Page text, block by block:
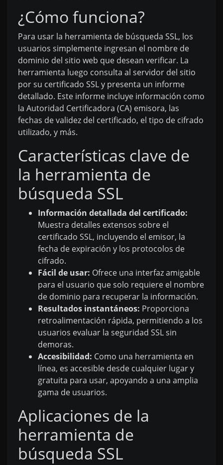
¿Cómo funciona?
Para usar la herramienta de búsqueda SSL, los
usuarios simplemente ingresan el nombre de
dominio del sitio web que desean verificar. La
herramienta luego consulta al servidor del sitio
por su certificado SSL y presenta un informe
detallado. Este informe incluye información como
la Autoridad Certificadora (CA) emisora, las
fechas de validez del certificado, el tipo de cifrado
utilizado, y más.
Características clave de
la herramienta de
búsqueda SSL
Información detallada del certificado:
Muestra detalles extensos sobre el
certificado SSL, incluyendo el emisor, la
fecha de expiración y los protocolos de
cifrado.
Fácil de usar: Ofrece una interfaz amigable
para el usuario que solo requiere el nombre
de dominio para recuperar la información.
Resultados instantáneos: Proporciona
retroalimentación rápida, permitiendo a los
usuarios evaluar la seguridad SSL sin
demoras.
Accesibilidad: Como una herramienta en
línea, es accesible desde cualquier lugar y
gratuita para usar, apoyando a una amplia
gama de usuarios.
Aplicaciones de la
herramienta de
búsqueda SSL